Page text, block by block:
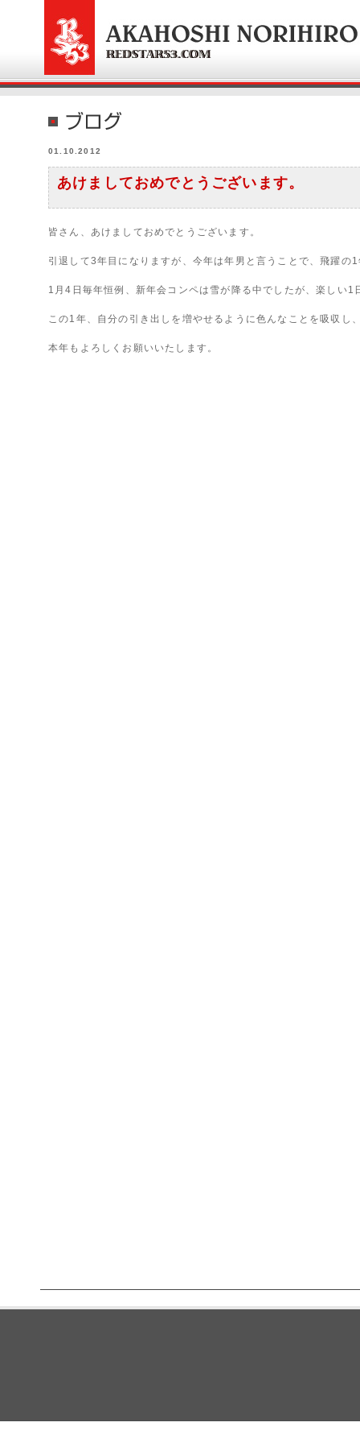
01.10.2012
あけましておめでとうございます。
皆さん、あけましておめでとうございます。
引退して3年目になりますが、今年は年男と言うことで、飛躍の
1月4日毎年恒例、新年会コンペは雪が降る中でしたが、楽しい1
この1年、自分の引き出しを増やせるように色んなことを吸収し
本年もよろしくお願いいたします。